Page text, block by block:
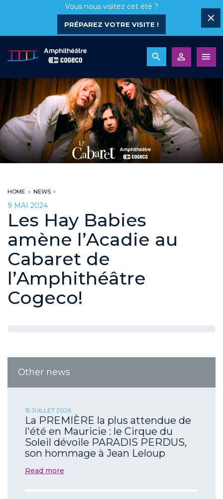
Vous nous visitez cet été ?
PRÉPAREZ VOTRE VISITE !
HOME NEWS
9 MAI 2024
Les Hay Babies
amène l’Acadie au
Cabaret de
l’Amphithéâtre
Cogeco!
Other news
15 JUILLET 2026
La PREMIÈRE la plus attendue de
l'été en Mauricie : le Cirque du
Soleil dévoile PARADIS PERDUS,
son hommage à Jean Leloup
Read more